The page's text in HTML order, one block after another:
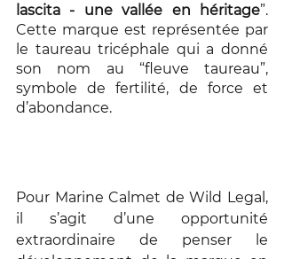
lascita - une vallée en héritage”.
Cette marque est représentée par
le taureau tricéphale qui a donné
son nom au “fleuve taureau”,
symbole de fertilité, de force et
d’abondance.
Pour Marine Calmet de Wild Legal,
il s’agit d’une opportunité
extraordinaire de penser le